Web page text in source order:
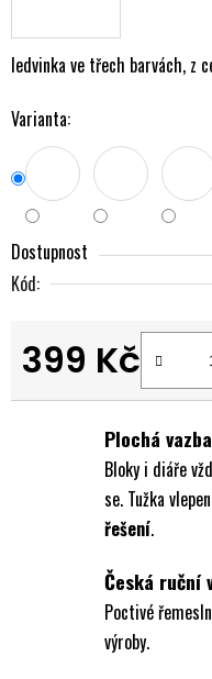
ledvinka ve třech barvách, z
Varianta:
Dostupnost
Kód:
399 Kč
Měrná cena:
Plochá
Bloky i diáře
se. Tužka
řešení.
Česká ruční
Poctivé
výroby.